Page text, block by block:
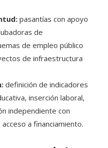
pasantías con apoyo
de
de empleo público
de infraestructura
definición de indicadores
inserción laboral,
independiente con
a financiamiento.